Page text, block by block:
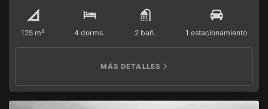
calefacción, todo con materiales de calidad (reformado en
2015). También cuenta con plaza de garaje y trastero.
125 m² 4 dorms. 2 bañ. 1 estacionamiento
MÁS DETALLES